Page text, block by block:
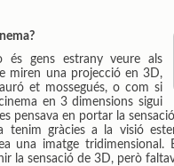
és gens estrany veure als
miren una projecció en 3D,
et mossegués, o com si
en 3 dimensions sigui
pensava en portar la
gràcies a la visió
una imatge tridimensional.
la sensació de 3D, però